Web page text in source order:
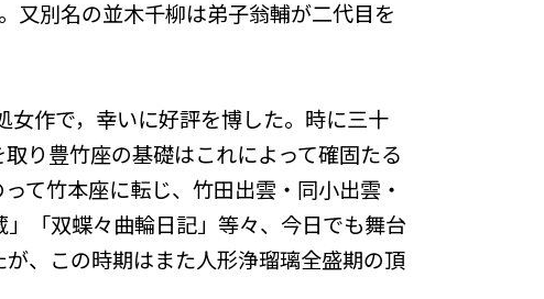
又別名の並木千柳は弟子翁輔が二代目を
作で，幸いに好評を博した。時に三十
り豊竹座の基礎はこれによって確固たる
て竹本座に転じ、竹田出雲・同小出雲・
「双蝶々曲輪日記」等々、今日でも舞台
、この時期はまた人形浄瑠璃全盛期の頂